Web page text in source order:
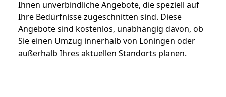
Ihnen unverbindliche Angebote, die speziell auf
Ihre Bedürfnisse zugeschnitten sind. Diese
Angebote sind kostenlos, unabhängig davon, ob
Sie einen Umzug innerhalb von Löningen oder
außerhalb Ihres aktuellen Standorts planen.